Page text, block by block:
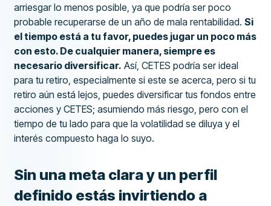
arriesgar lo menos posible, ya que podría ser poco
probable recuperarse de un año de mala rentabilidad.Si
el tiempo está a tu favor, puedes jugar un poco más
con esto. De cualquier manera, siempre es
necesario diversificar. Así, CETES podría ser ideal
para tu retiro, especialmente si este se acerca, pero si tu
retiro aún está lejos, puedes diversificar tus fondos entre
acciones y CETES; asumiendo más riesgo, pero con el
tiempo de tu lado para que la volatilidad se diluya y el
interés compuesto haga lo suyo.
Sin una meta clara y un perfil
definido estás invirtiendo a